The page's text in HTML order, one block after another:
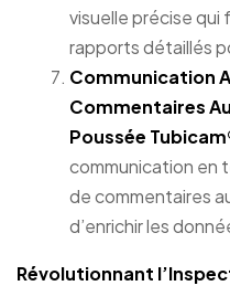
visuelle précise qui
rapports détaillés
Communication
Commentaires
Poussée
communication en
de commentaires
d’enrichir les
Révolutionnant